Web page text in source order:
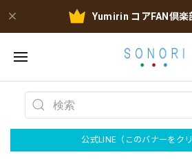
Yumirin コアFAN倶
公式LINE（このバナーをクリ